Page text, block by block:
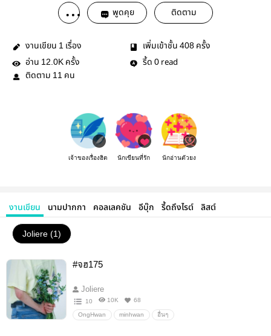
พูดคุย ติดตาม
งานเขียน 1 เรื่อง เพิ่มเข้าชั้น 408 ครั้ง
อ่าน 12.0K ครั้ง รี้ด 0 read
ติดตาม 11 คน
เจ้าของเรื่องฮิต นักเขียนที่รัก นักอ่านตัวยง
งานเขียน นามปากกา คอลเลคชัน อีบุ๊ก รี้ดถึงไรต์ ลิสต์
Joliere (1)
#จฮ175
Joliere
10 10K 68
OngHwan minhwan อื่นๆ